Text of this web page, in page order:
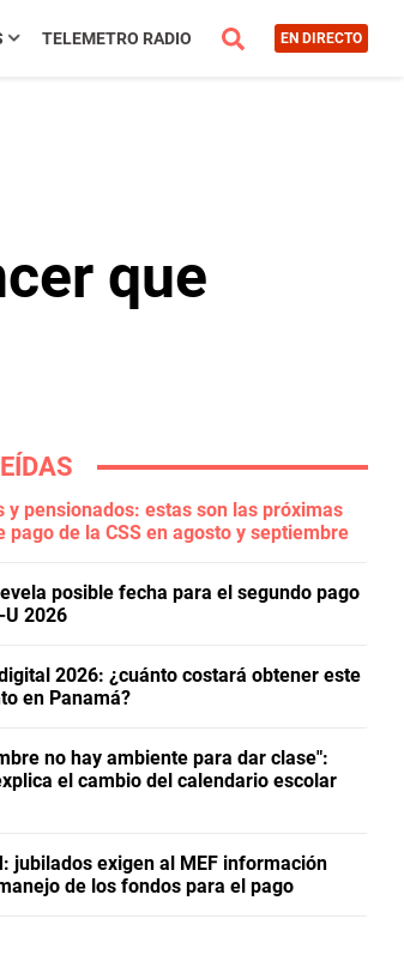
TELEMETRO RADIO EN DIRECTO
que
y pensionados: estas son las próximas
pago de la CSS en agosto y septiembre
posible fecha para el segundo pago
U 2026
2026: ¿cuánto costará obtener este
en Panamá?
no hay ambiente para dar clase":
el cambio del calendario escolar
jubilados exigen al MEF información
de los fondos para el pago